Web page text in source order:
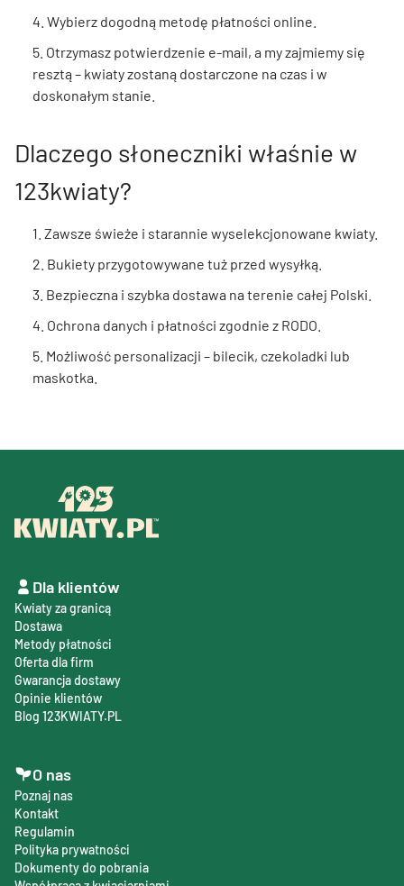
4. Wybierz dogodną metodę płatności online.
5. Otrzymasz potwierdzenie e-mail, a my zajmiemy się
resztą – kwiaty zostaną dostarczone na czas i w
doskonałym stanie.
Dlaczego słoneczniki właśnie w
123kwiaty?
1. Zawsze świeże i starannie wyselekcjonowane kwiaty.
2. Bukiety przygotowywane tuż przed wysyłką.
3. Bezpieczna i szybka dostawa na terenie całej Polski.
4. Ochrona danych i płatności zgodnie z RODO.
5. Możliwość personalizacji – bilecik, czekoladki lub
maskotka.
Dla klientów
Kwiaty za granicą
Dostawa
Metody płatności
Oferta dla firm
Gwarancja dostawy
Opinie klientów
Blog 123KWIATY.PL
O nas
Poznaj nas
Kontakt
Regulamin
Polityka prywatności
Dokumenty do pobrania